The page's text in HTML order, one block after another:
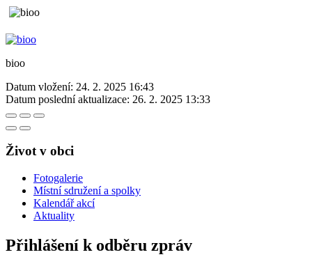
bioo
Datum vložení: 24. 2. 2025 16:43
Datum poslední aktualizace: 26. 2. 2025 13:33
Život v obci
Fotogalerie
Místní sdružení a spolky
Kalendář akcí
Aktuality
Přihlášení k odběru zpráv